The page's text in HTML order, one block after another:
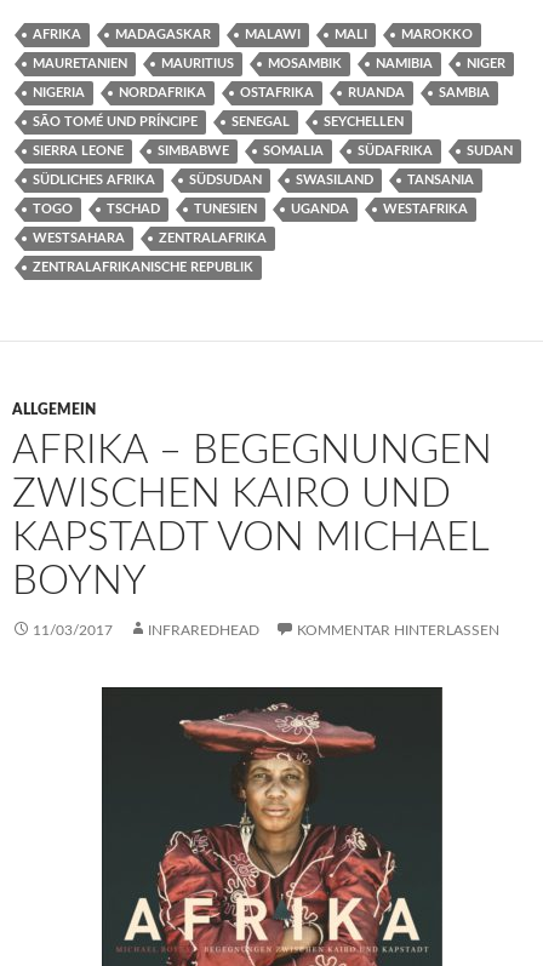
AFRIKA MADAGASKAR MALAWI MALI MAROKKO
MAURETANIEN MAURITIUS MOSAMBIK NAMIBIA NIGER
NIGERIA NORDAFRIKA OSTAFRIKA RUANDA SAMBIA
SÃO TOMÉ UND PRÍNCIPE SENEGAL SEYCHELLEN
SIERRA LEONE SIMBABWE SOMALIA SÜDAFRIKA SUDAN
SÜDLICHES AFRIKA SÜDSUDAN SWASILAND TANSANIA
TOGO TSCHAD TUNESIEN UGANDA WESTAFRIKA
WESTSAHARA ZENTRALAFRIKA
ZENTRALAFRIKANISCHE REPUBLIK
ALLGEMEIN
AFRIKA – BEGEGNUNGEN
ZWISCHEN KAIRO UND
KAPSTADT VON MICHAEL
BOYNY
11/03/2017 INFRAREDHEAD KOMMENTAR HINTERLASSEN